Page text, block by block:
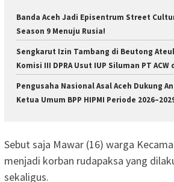
Banda Aceh Jadi Episentrum Street
Season 9 Menuju Rusia!
Sengkarut Izin Tambang di Beutong
Komisi III DPRA Usut IUP Siluman PT ACW
Pengusaha Nasional Asal Aceh Dukung
Ketua Umum BPP HIPMI Periode
Sebut saja Mawar (16) warga
menjadi korban rudapaksa yang
sekaligus.